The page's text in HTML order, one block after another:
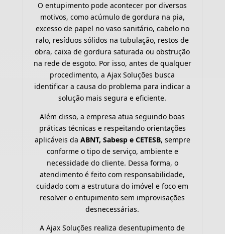
O entupimento pode acontecer por diversos
motivos, como acúmulo de gordura na pia,
excesso de papel no vaso sanitário, cabelo no
ralo, resíduos sólidos na tubulação, restos de
obra, caixa de gordura saturada ou obstrução
na rede de esgoto. Por isso, antes de qualquer
procedimento, a Ajax Soluções busca
identificar a causa do problema para indicar a
solução mais segura e eficiente.
Além disso, a empresa atua seguindo boas
práticas técnicas e respeitando orientações
aplicáveis da ABNT, Sabesp e CETESB, sempre
conforme o tipo de serviço, ambiente e
necessidade do cliente. Dessa forma, o
atendimento é feito com responsabilidade,
cuidado com a estrutura do imóvel e foco em
resolver o entupimento sem improvisações
desnecessárias.
A Ajax Soluções realiza desentupimento de